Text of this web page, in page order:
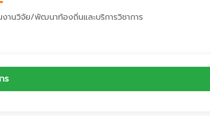
งานวิจัย/พัฒนาท้องถิ่นและบริการวิชาการ
ร